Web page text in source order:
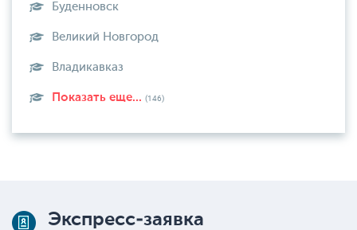
Буденновск
Великий Новгород
Владикавказ
Показать еще... (146)
Экспресс-заявка